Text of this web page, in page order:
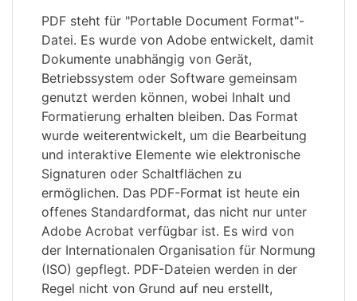
PDF steht für "Portable Document Format"-
Datei. Es wurde von Adobe entwickelt, damit
Dokumente unabhängig von Gerät,
Betriebssystem oder Software gemeinsam
genutzt werden können, wobei Inhalt und
Formatierung erhalten bleiben. Das Format
wurde weiterentwickelt, um die Bearbeitung
und interaktive Elemente wie elektronische
Signaturen oder Schaltflächen zu
ermöglichen. Das PDF-Format ist heute ein
offenes Standardformat, das nicht nur unter
Adobe Acrobat verfügbar ist. Es wird von
der Internationalen Organisation für Normung
(ISO) gepflegt. PDF-Dateien werden in der
Regel nicht von Grund auf neu erstellt,